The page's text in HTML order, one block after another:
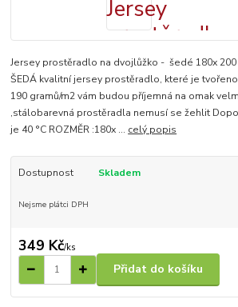
Jersey prostěradlo na dvojlůžko - šedé 180x 200
ŠEDÁ kvalitní jersey prostěradlo, které je
190 gramů/m2 vám budou příjemná na omak
,stálobarevná prostěradla nemusí se žehlit
je 40 °C ROZMĚR :180x ... celý popis
Dostupnost Skladem
Nejsme plátci DPH
349 Kč/ks
Přidat do košíku